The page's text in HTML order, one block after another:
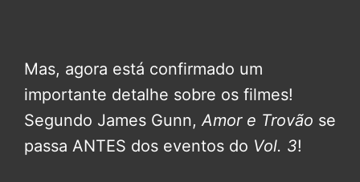
Mas, agora está confirmado um
importante detalhe sobre os filmes!
Segundo James Gunn,Amor e Trovão se
passa ANTES dos eventos do Vol. 3!